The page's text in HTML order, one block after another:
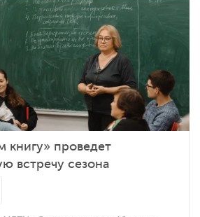
книгу» проведет
встречу сезона